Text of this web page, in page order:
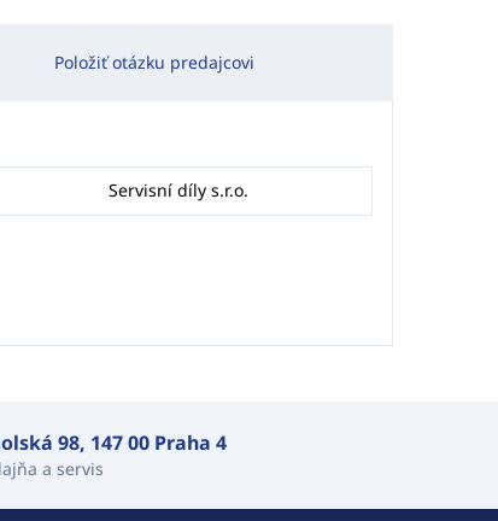
Položiť otázku predajcovi
Servisní díly s.r.o.
98, 147 00 Praha 4
a servis